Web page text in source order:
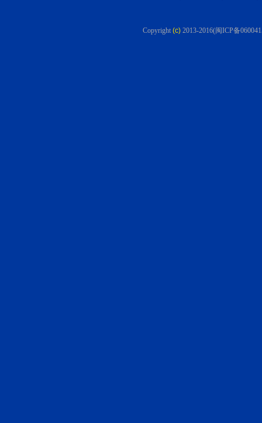
Copyright (c) 2013-2016(闽ICP备